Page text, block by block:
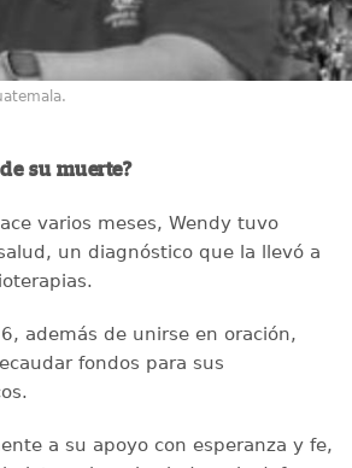
su muerte?
varios meses, Wendy tuvo
un diagnóstico que la llevó a
además de unirse en oración,
fondos para sus
a su apoyo con esperanza y fe,